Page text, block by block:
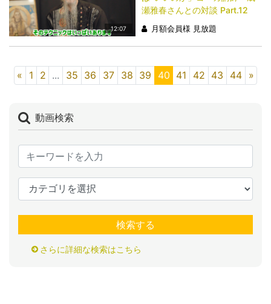
12:07
瀬雅春さんとの対談 Part.12
月額会員様 見放題
« 1 2 ... 35 36 37 38 39 40 41 42 43 44 »
動画検索
検索する
さらに詳細な検索はこちら